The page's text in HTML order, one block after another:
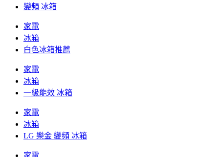
變頻 冰箱
家電
冰箱
白色冰箱推薦
家電
冰箱
一級能效 冰箱
家電
冰箱
LG 樂金 變頻 冰箱